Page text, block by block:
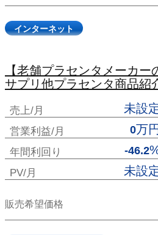
インターネット
【老舗プラセンタメーカー
サプリ他プラセンタ商品紹
売上/月 未設
営業利益/月 0万円
年間利回り -46.2
PV/月 未設
販売希望価格